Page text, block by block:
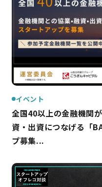
イベント
全国40以上の金融機関
資・出資につなげる「
プ募集...